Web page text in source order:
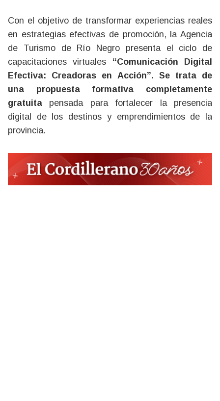
Con el objetivo de transformar experiencias reales
en estrategias efectivas de promoción, la Agencia
de Turismo de Río Negro presenta el ciclo de
capacitaciones virtuales “Comunicación Digital
Efectiva: Creadoras en Acción”. Se trata de
una propuesta formativa completamente
gratuita pensada para fortalecer la presencia
digital de los destinos y emprendimientos de la
provincia.